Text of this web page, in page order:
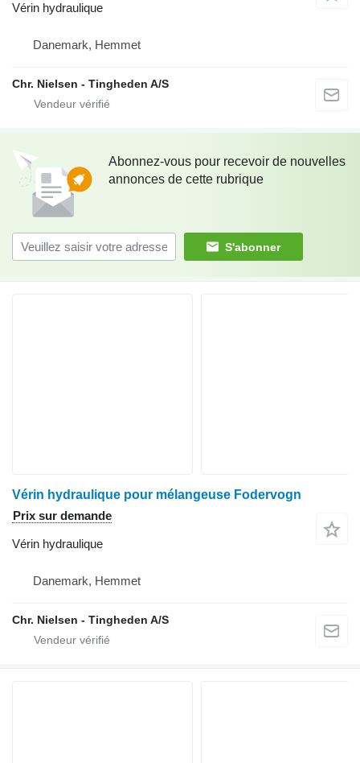
Vérin hydraulique
Danemark, Hemmet
Chr. Nielsen - Tingheden A/S
Abonnez-vous pour recevoir de nouvelles
annonces de cette rubrique
S'abonner
Vérin hydraulique pour mélangeuse Fodervogn
Prix sur demande
Vérin hydraulique
Danemark, Hemmet
Chr. Nielsen - Tingheden A/S